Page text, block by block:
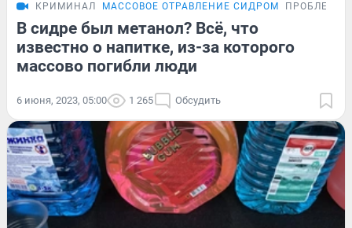
КРИМИНАЛ МАССОВОЕ ОТРАВЛЕНИЕ СИДРОМ ПРОБЛЕМА
В сидре был метанол? Всё, что
известно о напитке, из-за которого
массово погибли люди
6 июня, 2023, 05:00 1 265 Обсудить